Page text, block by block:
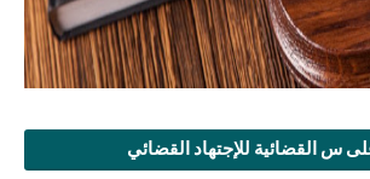
س القضائية للإجتهاد القضائي